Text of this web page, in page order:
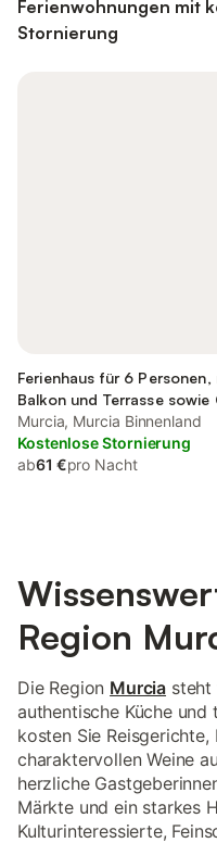
Ferienwohnungen mit
Stornierung
Ferienhaus für 6 Personen,
Balkon und Terrasse sowie
und Pool
Murcia, Murcia Binnenland
Kostenlose Stornierung
ab61 €pro Nacht
Region
Die Region Murcia steht
authentische Küche
kosten Sie
charaktervollen Weine
herzliche
Märkte und ein starkes
Kulturinteressierte,